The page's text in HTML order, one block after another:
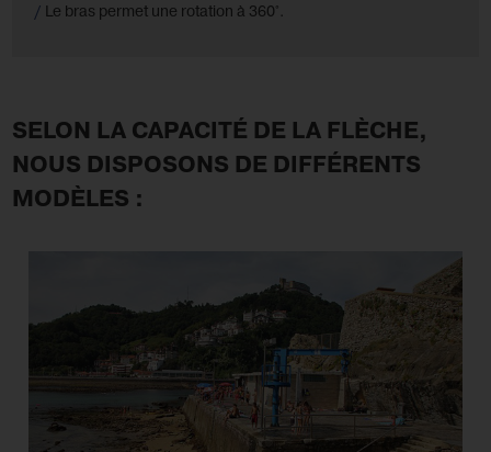
Le bras permet une rotation à 360°.
SELON LA CAPACITÉ DE LA FLÈCHE,
NOUS DISPOSONS DE DIFFÉRENTS
MODÈLES :